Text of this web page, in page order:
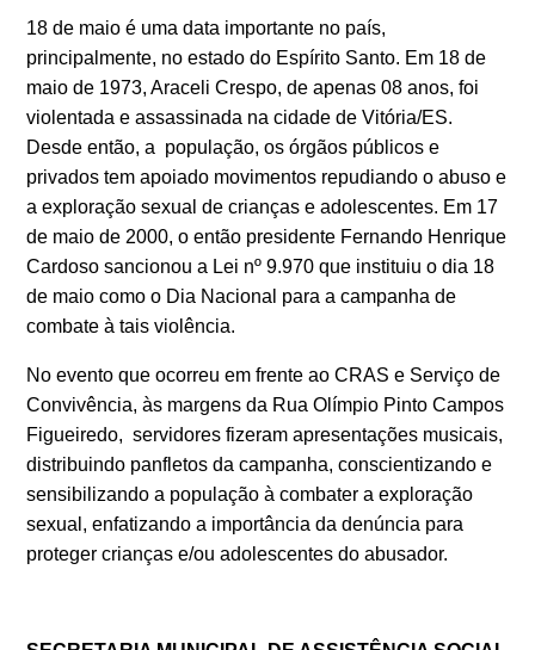
18 de maio é uma data importante no país,
principalmente, no estado do Espírito Santo. Em 18 de
maio de 1973, Araceli Crespo, de apenas 08 anos, foi
violentada e assassinada na cidade de Vitória/ES.
Desde então, a população, os órgãos públicos e
privados tem apoiado movimentos repudiando o abuso e
a exploração sexual de crianças e adolescentes. Em 17
de maio de 2000, o então presidente Fernando Henrique
Cardoso sancionou a Lei nº 9.970 que instituiu o dia 18
de maio como o Dia Nacional para a campanha de
combate à tais violência.
No evento que ocorreu em frente ao CRAS e Serviço de
Convivência, às margens da Rua Olímpio Pinto Campos
Figueiredo, servidores fizeram apresentações musicais,
distribuindo panfletos da campanha, conscientizando e
sensibilizando a população à combater a exploração
sexual, enfatizando a importância da denúncia para
proteger crianças e/ou adolescentes do abusador.